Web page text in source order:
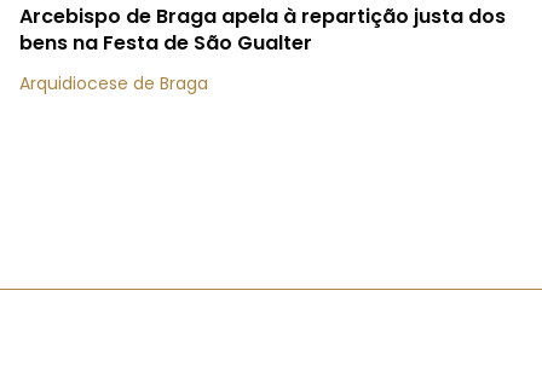
Arcebispo de Braga apela à repartição justa dos
bens na Festa de São Gualter
Arquidiocese de Braga